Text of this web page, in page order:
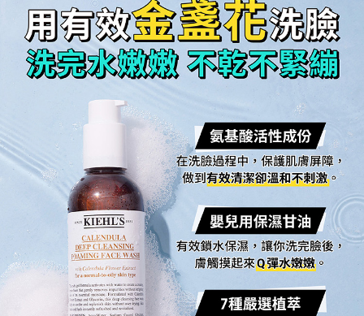
用有效金盞花洗臉
洗完水嫩嫩 不乾不緊繃
氨基酸活性成份
在洗臉過程中，保護肌膚屏障，
做到有效清潔卻溫和不刺激。
嬰兒用保濕甘油
有效鎖水保濕，讓你洗完臉後，
膚觸摸起來Q彈水嫩嫩。
7種嚴選植萃